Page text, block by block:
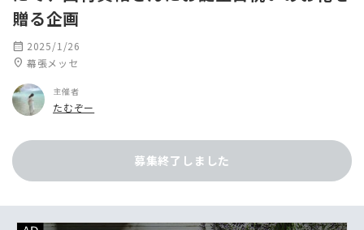
贈る企画
calendar_month 2025/1/26
location_on 幕張メッセ
主催者
たむぞー
募集終了しました